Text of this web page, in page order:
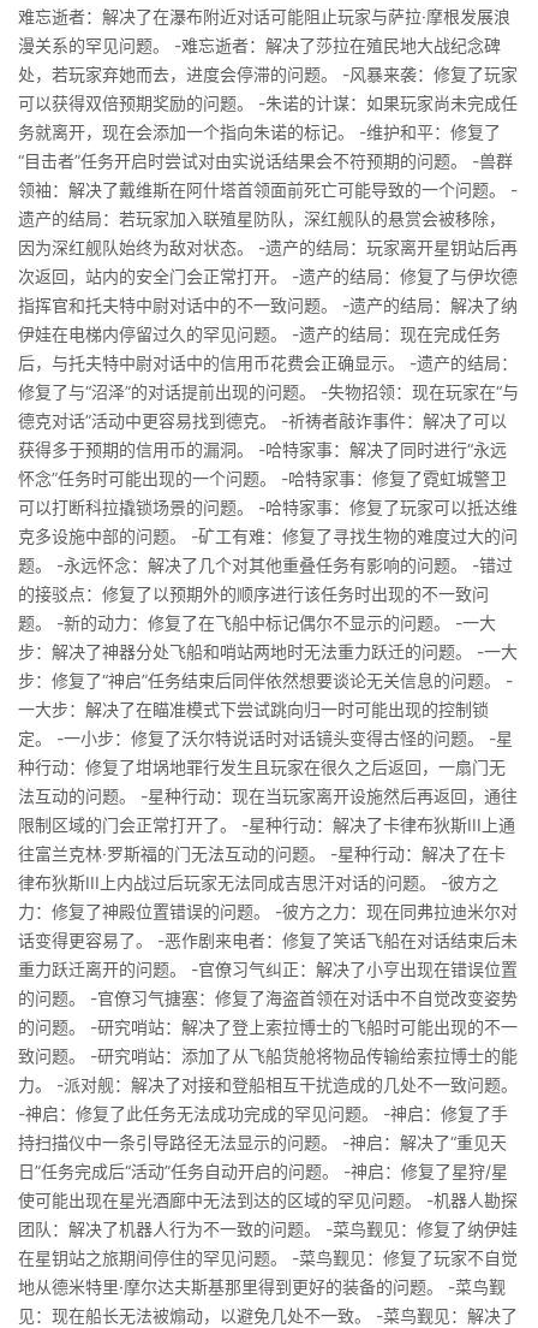
难忘逝者：解决了在瀑布附近对话可能阻止玩家与萨拉·摩根发展浪
漫关系的罕见问题。 -难忘逝者：解决了莎拉在殖民地大战纪念碑
处，若玩家弃她而去，进度会停滞的问题。 -风暴来袭：修复了玩家
可以获得双倍预期奖励的问题。 -朱诺的计谋：如果玩家尚未完成任
务就离开，现在会添加一个指向朱诺的标记。 -维护和平：修复了
“目击者”任务开启时尝试对由实说话结果会不符预期的问题。 -兽群
领袖：解决了戴维斯在阿什塔首领面前死亡可能导致的一个问题。 -
遗产的结局：若玩家加入联殖星防队，深红舰队的悬赏会被移除，
因为深红舰队始终为敌对状态。 -遗产的结局：玩家离开星钥站后再
次返回，站内的安全门会正常打开。 -遗产的结局：修复了与伊坎德
指挥官和托夫特中尉对话中的不一致问题。 -遗产的结局：解决了纳
伊娃在电梯内停留过久的罕见问题。 -遗产的结局：现在完成任务
后，与托夫特中尉对话中的信用币花费会正确显示。 -遗产的结局：
修复了与“沼泽”的对话提前出现的问题。 -失物招领：现在玩家在“与
德克对话”活动中更容易找到德克。 -祈祷者敲诈事件：解决了可以
获得多于预期的信用币的漏洞。 -哈特家事：解决了同时进行“永远
怀念”任务时可能出现的一个问题。 -哈特家事：修复了霓虹城警卫
可以打断科拉撬锁场景的问题。 -哈特家事：修复了玩家可以抵达维
克多设施中部的问题。 -矿工有难：修复了寻找生物的难度过大的问
题。 -永远怀念：解决了几个对其他重叠任务有影响的问题。 -错过
的接驳点：修复了以预期外的顺序进行该任务时出现的不一致问
题。 -新的动力：修复了在飞船中标记偶尔不显示的问题。 -一大
步：解决了神器分处飞船和哨站两地时无法重力跃迁的问题。 -一大
步：修复了“神启”任务结束后同伴依然想要谈论无关信息的问题。 -
一大步：解决了在瞄准模式下尝试跳向归一时可能出现的控制锁
定。 -一小步：修复了沃尔特说话时对话镜头变得古怪的问题。 -星
种行动：修复了坩埚地罪行发生且玩家在很久之后返回，一扇门无
法互动的问题。 -星种行动：现在当玩家离开设施然后再返回，通往
限制区域的门会正常打开了。 -星种行动：解决了卡律布狄斯III上通
往富兰克林·罗斯福的门无法互动的问题。 -星种行动：解决了在卡
律布狄斯III上内战过后玩家无法同成吉思汗对话的问题。 -彼方之
力：修复了神殿位置错误的问题。 -彼方之力：现在同弗拉迪米尔对
话变得更容易了。 -恶作剧来电者：修复了笑话飞船在对话结束后未
重力跃迁离开的问题。 -官僚习气纠正：解决了小亨出现在错误位置
的问题。 -官僚习气搪塞：修复了海盗首领在对话中不自觉改变姿势
的问题。 -研究哨站：解决了登上索拉博士的飞船时可能出现的不一
致问题。 -研究哨站：添加了从飞船货舱将物品传输给索拉博士的能
力。 -派对舰：解决了对接和登船相互干扰造成的几处不一致问题。
-神启：修复了此任务无法成功完成的罕见问题。 -神启：修复了手
持扫描仪中一条引导路径无法显示的问题。 -神启：解决了“重见天
日”任务完成后“活动”任务自动开启的问题。 -神启：修复了星狩/星
使可能出现在星光酒廊中无法到达的区域的罕见问题。 -机器人勘探
团队：解决了机器人行为不一致的问题。 -菜鸟觐见：修复了纳伊娃
在星钥站之旅期间停住的罕见问题。 -菜鸟觐见：修复了玩家不自觉
地从德米特里·摩尔达夫斯基那里得到更好的装备的问题。 -菜鸟觐
见：现在船长无法被煽动，以避免几处不一致。 -菜鸟觐见：解决了